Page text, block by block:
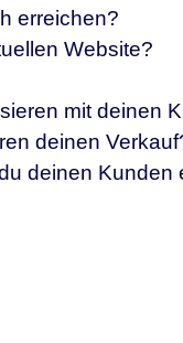
erreichen?
Website?
mit deinen
deinen
deinen Kunden